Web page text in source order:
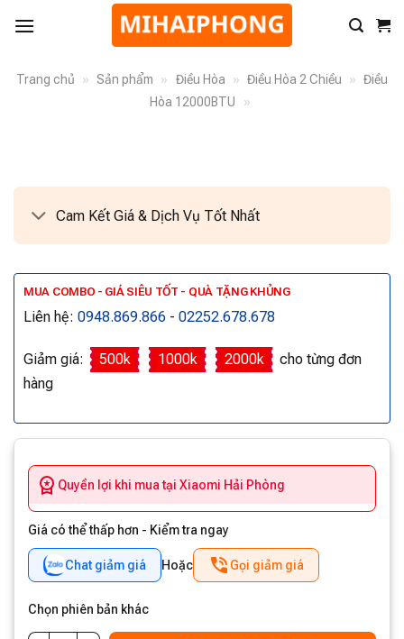
Trang chủ » Sản phẩm » Điều Hòa » Điều Hòa 2 Chiều » Điều
Hòa 12000BTU
»
Cam Kết Giá & Dịch Vụ Tốt Nhất
MUA COMBO - GIÁ SIÊU TỐT - QUÀ TẶNG KHỦNG
Liên hệ: 0948.869.866 - 02252.678.678
Giảm giá: 500k 1000k 2000k
cho từng đơn
hàng
Quyền lợi khi mua tại Xiaomi Hải Phòng
Giá có thể thấp hơn - Kiểm tra ngay
Chat giảm giá Hoặc Gọi giảm giá
Chọn phiên bản khác